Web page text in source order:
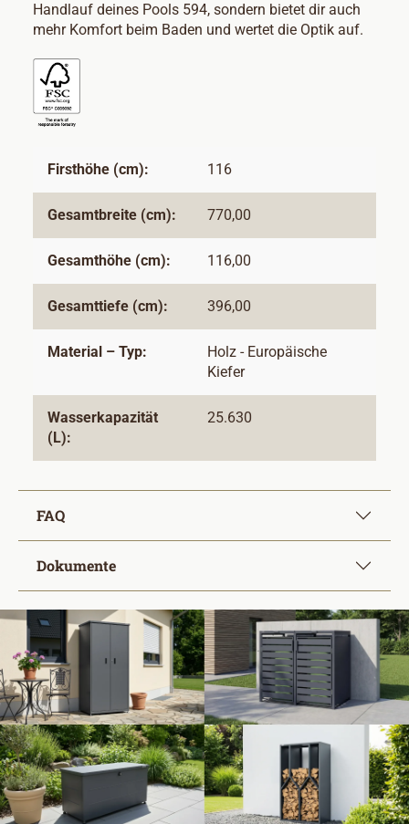
Handlauf deines Pools 594, sondern bietet dir auch
mehr Komfort beim Baden und wertet die Optik auf.
Firsthöhe (cm): 116
Gesamtbreite (cm): 770,00
Gesamthöhe (cm): 116,00
Gesamttiefe (cm): 396,00
Material – Typ:
Holz - Europäische
Kiefer
Wasserkapazität
(L):
25.630
FAQ
Dokumente